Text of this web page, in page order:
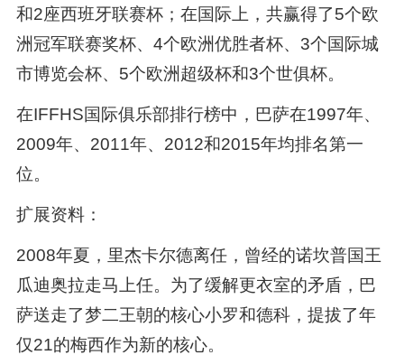
和2座西班牙联赛杯；在国际上，共赢得了5个欧
洲冠军联赛奖杯、4个欧洲优胜者杯、3个国际城
市博览会杯、5个欧洲超级杯和3个世俱杯。
在IFFHS国际俱乐部排行榜中，巴萨在1997年、
2009年、2011年、2012和2015年均排名第一
位。
扩展资料：
2008年夏，里杰卡尔德离任，曾经的诺坎普国王
瓜迪奥拉走马上任。为了缓解更衣室的矛盾，巴
萨送走了梦二王朝的核心小罗和德科，提拔了年
仅21的梅西作为新的核心。